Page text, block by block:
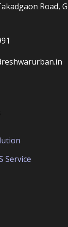
Road,
Service